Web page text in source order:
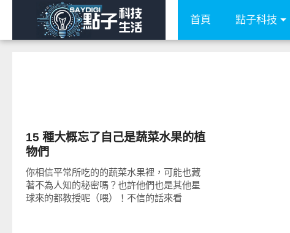
首頁 點子科技
15 種大概忘了自己是蔬菜水果的植
物們
你相信平常所吃的的蔬菜水果裡，可能也藏
著不為人知的秘密嗎？也許他們也是其他星
球來的都教授呢（喂）！不信的話來看